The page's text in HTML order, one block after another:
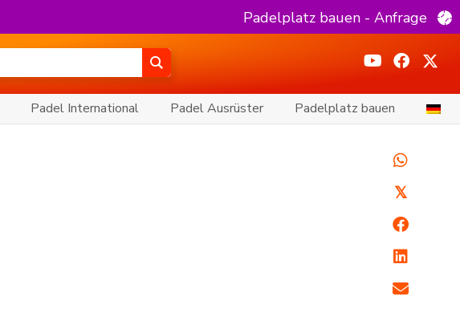
Padelplatz bauen - Anfrage
Padel International Padel Ausrüster Padelplatz bauen
𝕏